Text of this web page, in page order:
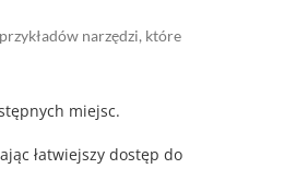
narzędzi, które
miejsc.
łatwiejszy dostęp do